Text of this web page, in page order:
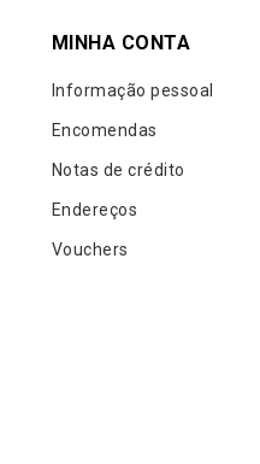
MINHA CONTA
Informação pessoal
Encomendas
Notas de crédito
Endereços
Vouchers